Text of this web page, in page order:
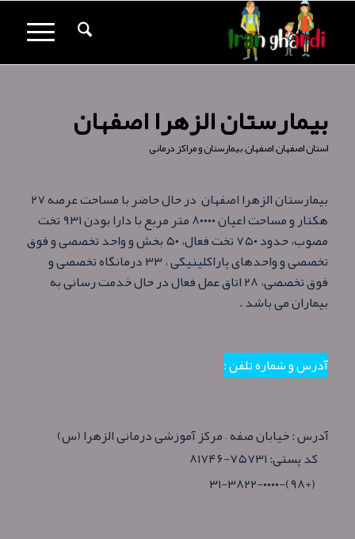
بیمارستان الزهرا اصفهان
استان اصفهان,اصفهان,بیمارستان و مراکز درمانی
بیمارستان الزهرا اصفهان در حال حاضر با مساحت عرصه ۲۷
هکتار و مساحت اعيان ۸۰۰۰۰ متر مربع با دارا بودن ۹۳۱ تخت
مصوب، حدود ۷۵۰ تخت فعال، ۵۰ بخش و واحد تخصصی و فوق
تخصصی و واحدهای پاراكلينيكی ، ۳۳ درمانگاه تخصصی و
فوق تخصصی، ۲۸ اتاق عمل فعال در حال خدمت رسانی به
بیماران می باشد .
آدرس و شماره تلفن :
آدرس : خیابان صفه – مرکز آموزشی درمانی الزهرا (س)
کد پستی: ۷۵۷۳۱-۸۱۷۴۶
(+۹۸)-۳۱-۳۸۲۲-۰۰۰۰